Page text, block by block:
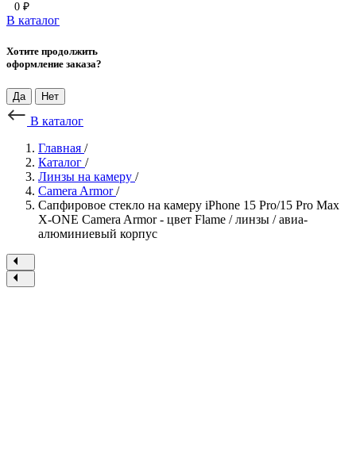
0 ₽
В каталог
Хотите продолжить
оформление заказа?
Да Нет
В каталог
Главная /
Каталог /
Линзы на камеру /
Camera Armor/
Сапфировое стекло на камеру iPhone 15 Pro/15 Pro Max
X-ONE Camera Armor - цвет Flame / линзы / авиа-
алюминиевый корпус